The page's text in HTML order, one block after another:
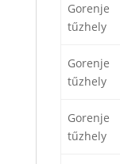
Gorenje
tűzhely
Gorenje
tűzhely
Gorenje
tűzhely